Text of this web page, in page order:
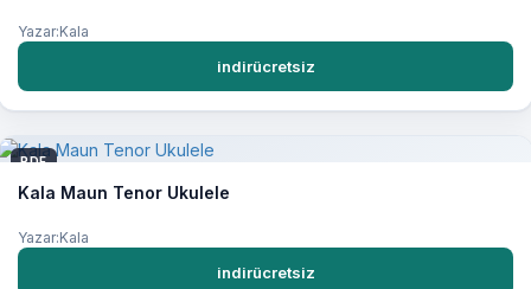
Yazar:Kala
indirücretsiz
PDF
Kala Maun Tenor Ukulele
Yazar:Kala
indirücretsiz